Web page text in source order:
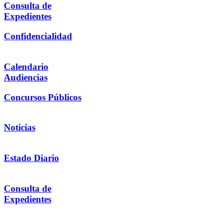
Consulta de
Expedientes
Confidencialidad
Calendario
Audiencias
Concursos Públicos
Noticias
Estado Diario
Consulta de
Expedientes